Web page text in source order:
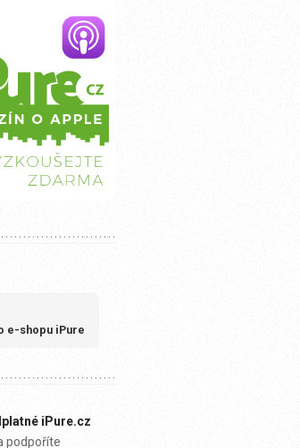
e-shopu iPure
iPure.cz
podpoříte